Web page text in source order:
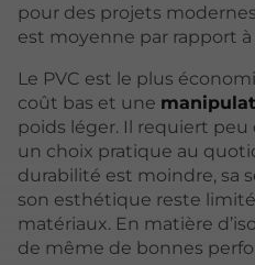
pour des projets
est moyenne par rapport à
Le PVC est le plus
coût bas et une
poids léger. Il requiert peu
un choix pratique au
durabilité est moindre, sa
son esthétique reste
matériaux. En matière
de même de bonnes